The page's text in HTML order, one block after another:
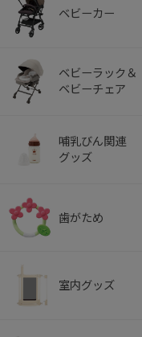
ベビーカー
ベビーラック＆
ベビーチェア
哺乳びん関連
グッズ
歯がため
室内グッズ